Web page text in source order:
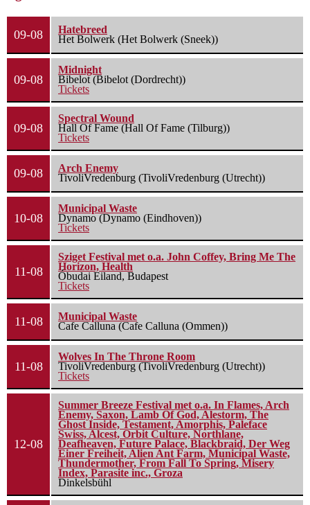
09-08
Hatebreed
Het Bolwerk (Het Bolwerk (Sneek))
09-08
Midnight
Bibelot (Bibelot (Dordrecht))
Tickets
09-08
Spectral Wound
Hall Of Fame (Hall Of Fame (Tilburg))
Tickets
09-08
Arch Enemy
TivoliVredenburg (TivoliVredenburg (Utrecht))
10-08
Municipal Waste
Dynamo (Dynamo (Eindhoven))
Tickets
11-08
Sziget Festival met o.a. John Coffey, Bring Me The
Horizon, Health
Óbudai Eiland, Budapest
Tickets
11-08
Municipal Waste
Cafe Calluna (Cafe Calluna (Ommen))
11-08
Wolves In The Throne Room
TivoliVredenburg (TivoliVredenburg (Utrecht))
Tickets
12-08
Summer Breeze Festival met o.a. In Flames, Arch
Enemy, Saxon, Lamb Of God, Alestorm, The
Ghost Inside, Testament, Amorphis, Paleface
Swiss, Alcest, Orbit Culture, Northlane,
Deafheaven, Future Palace, Blackbraid, Der Weg
Einer Freiheit, Alien Ant Farm, Municipal Waste,
Thundermother, From Fall To Spring, Misery
Index, Parasite inc., Groza
Dinkelsbühl